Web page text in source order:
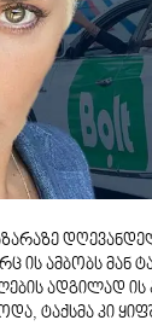
ის ამბობს მან
ადგილად
ტაქსმა კი